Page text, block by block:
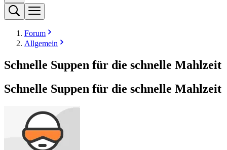
Forum
Allgemein
Schnelle Suppen für die schnelle Mahlzeit
Schnelle Suppen für die schnelle Mahlzeit